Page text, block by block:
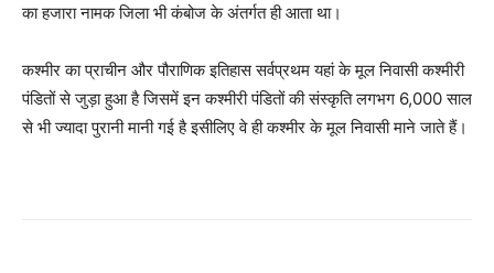
का हजारा नामक जिला भी कंबोज के अंतर्गत ही आता था।
कश्मीर का प्राचीन और पौराणिक इतिहास सर्वप्रथम यहां के मूल निवासी कश्मीरी
पंडितों से जुड़ा हुआ है जिसमें इन कश्मीरी पंडितों की संस्कृति लगभग 6,000 साल
से भी ज्यादा पुरानी मानी गई है इसीलिए वे ही कश्मीर के मूल निवासी माने जाते हैं।